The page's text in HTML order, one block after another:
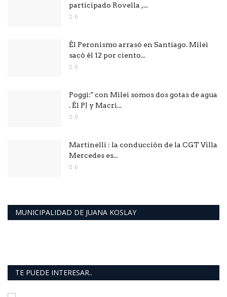
participado Rovella ,...
0
Él Peronismo arrasó en Santiago. Milei
sacó él 12 por ciento...
0
Poggi:" con Milei somos dos gotas de agua
. Él PJ y Macri...
0
Martinelli : la conducción de la CGT Villa
Mercedes es...
0
MUNICIPALIDAD DE JUANA KOSLAY
TE PUEDE INTERESAR..